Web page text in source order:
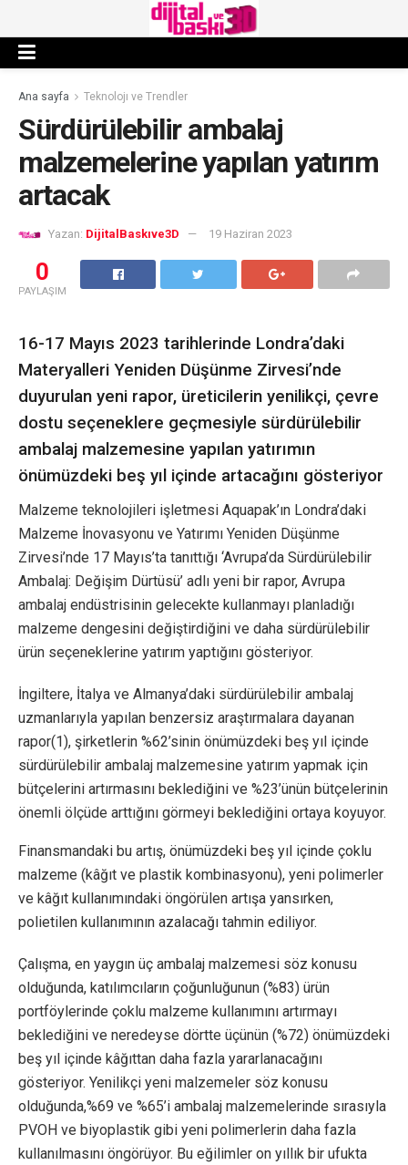
Ana sayfa Teknolojı ve Trendler
Sürdürülebilir ambalaj
malzemelerine yapılan yatırım
artacak
Yazan: DijitalBaskıve3D 19 Haziran 2023
0
PAYLAŞIM
16-17 Mayıs 2023 tarihlerinde Londra’daki
Materyalleri Yeniden Düşünme Zirvesi’nde
duyurulan yeni rapor, üreticilerin yenilikçi, çevre
dostu seçeneklere geçmesiyle sürdürülebilir
ambalaj malzemesine yapılan yatırımın
önümüzdeki beş yıl içinde artacağını gösteriyor
Malzeme teknolojileri işletmesi Aquapak’ın Londra’daki
Malzeme İnovasyonu ve Yatırımı Yeniden Düşünme
Zirvesi’nde 17 Mayıs’ta tanıttığı ‘Avrupa’da Sürdürülebilir
Ambalaj: Değişim Dürtüsü’ adlı yeni bir rapor, Avrupa
ambalaj endüstrisinin gelecekte kullanmayı planladığı
malzeme dengesini değiştirdiğini ve daha sürdürülebilir
ürün seçeneklerine yatırım yaptığını gösteriyor.
İngiltere, İtalya ve Almanya’daki sürdürülebilir ambalaj
uzmanlarıyla yapılan benzersiz araştırmalara dayanan
rapor(1), şirketlerin %62’sinin önümüzdeki beş yıl içinde
sürdürülebilir ambalaj malzemesine yatırım yapmak için
bütçelerini artırmasını beklediğini ve %23’ünün bütçelerinin
önemli ölçüde arttığını görmeyi beklediğini ortaya koyuyor.
Finansmandaki bu artış, önümüzdeki beş yıl içinde çoklu
malzeme (kâğıt ve plastik kombinasyonu), yeni polimerler
ve kâğıt kullanımındaki öngörülen artışa yansırken,
polietilen kullanımının azalacağı tahmin ediliyor.
Çalışma, en yaygın üç ambalaj malzemesi söz konusu
olduğunda, katılımcıların çoğunluğunun (%83) ürün
portföylerinde çoklu malzeme kullanımını artırmayı
beklediğini ve neredeyse dörtte üçünün (%72) önümüzdeki
beş yıl içinde kâğıttan daha fazla yararlanacağını
gösteriyor. Yenilikçi yeni malzemeler söz konusu
olduğunda,%69 ve %65’i ambalaj malzemelerinde sırasıyla
PVOH ve biyoplastik gibi yeni polimerlerin daha fazla
kullanılmasını öngörüyor. Bu eğilimler on yıllık bir ufukta